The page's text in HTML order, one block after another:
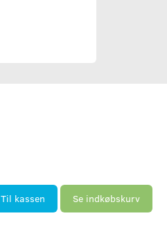
Til kassen Se indkøbskurv